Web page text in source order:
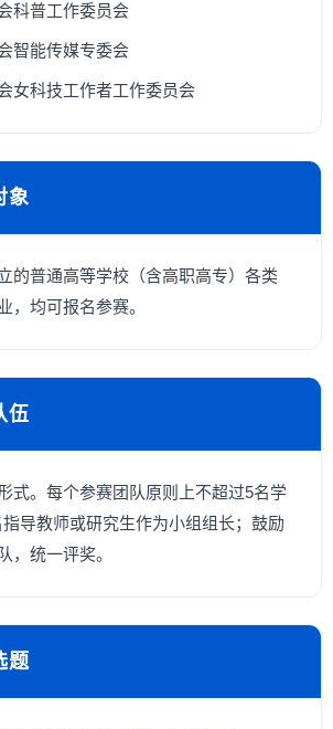
科普工作委员会
智能传媒专委会
女科技工作者工作委员会
象
的普通高等学校（含高职高专）各类
，均可报名参赛。
伍
式。每个参赛团队原则上不超过5名学
导教师或研究生作为小组组长；鼓励
，统一评奖。
题